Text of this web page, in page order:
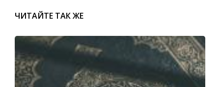
ЧИТАЙТЕ ТАК ЖЕ